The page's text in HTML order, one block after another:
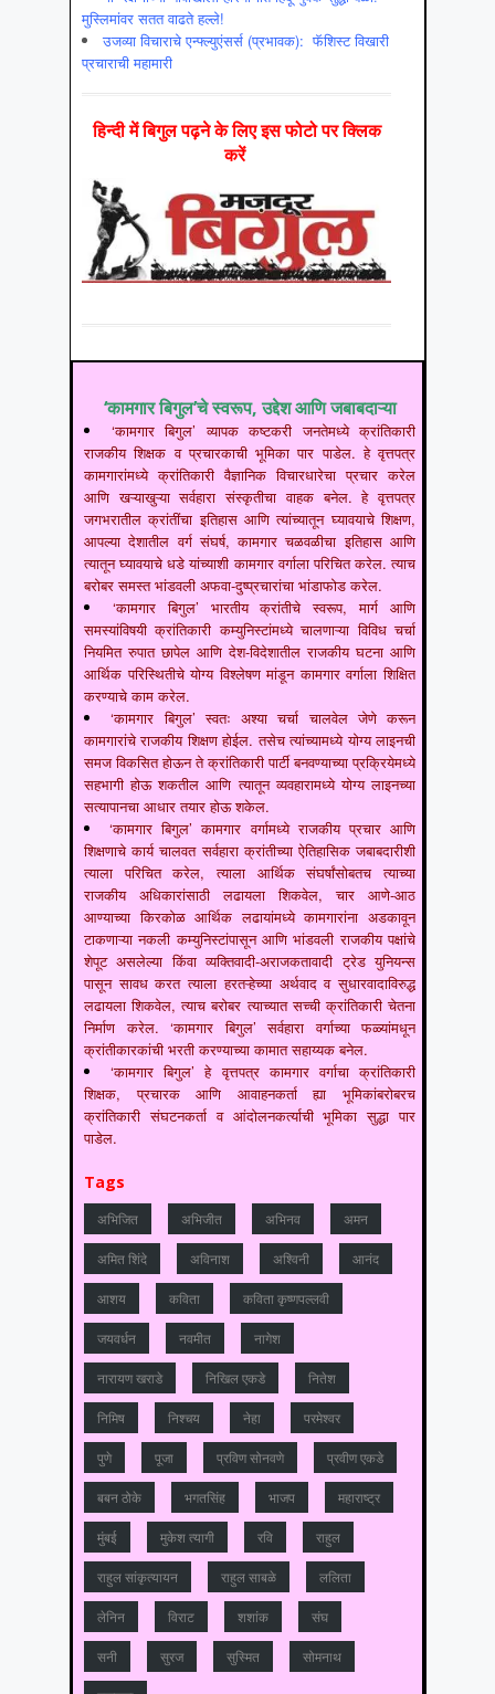
मुस्लिमांवर सतत वाढते हल्ले!
उजव्या विचाराचे एन्फ्ल्युएंसर्स (प्रभावक): फॅशिस्ट विखारी
प्रचाराची महामारी
हिन्‍दी में बिगुल पढ़ने के लिए इस फोटो पर क्लिक
करें
‘कामगार बिगुल’चे स्वरूप, उद्देश आणि जबाबदाऱ्या
‘कामगार बिगुल’ व्यापक कष्टकरी जनतेमध्ये क्रांतिकारी
राजकीय शिक्षक व प्रचारकाची भूमिका पार पाडेल. हे वृत्तपत्र
कामगारांमध्ये क्रांतिकारी वैज्ञानिक विचारधारेचा प्रचार करेल
आणि खऱ्याखुऱ्या सर्वहारा संस्कृतीचा वाहक बनेल. हे वृत्तपत्र
जगभरातील क्रांतींचा इतिहास आणि त्यांच्यातून घ्यावयाचे शिक्षण,
आपल्या देशातील वर्ग संघर्ष, कामगार चळवळीचा इतिहास आणि
त्यातून घ्यावयाचे धडे यांच्याशी कामगार वर्गाला परिचित करेल. त्याच
बरोबर समस्त भांडवली अफवा-दुष्प्रचारांचा भांडाफोड करेल.
‘कामगार बिगुल’ भारतीय क्रांतीचे स्वरूप, मार्ग आणि
समस्यांविषयी क्रांतिकारी कम्युनिस्टांमध्ये चालणाऱ्या विविध चर्चा
नियमित रुपात छापेल आणि देश-विदेशातील राजकीय घटना आणि
आर्थिक परिस्थितीचे योग्य विश्लेषण मांडून कामगार वर्गाला शिक्षित
करण्याचे काम करेल.
‘कामगार बिगुल’ स्वतः अश्या चर्चा चालवेल जेणे करून
कामगारांचे राजकीय शिक्षण होईल. तसेच त्यांच्यामध्ये योग्य लाइनची
समज विकसित होऊन ते क्रांतिकारी पार्टी बनवण्याच्या प्रक्रियेमध्ये
सहभागी होऊ शकतील आणि त्यातून व्यवहारामध्ये योग्य लाइनच्या
सत्यापानचा आधार तयार होऊ शकेल.
‘कामगार बिगुल’ कामगार वर्गामध्ये राजकीय प्रचार आणि
शिक्षणाचे कार्य चालवत सर्वहारा क्रांतीच्या ऐतिहासिक जबाबदारीशी
त्याला परिचित करेल, त्याला आर्थिक संघर्षांसोबतच त्याच्या
राजकीय अधिकारांसाठी लढायला शिकवेल, चार आणे-आठ
आण्याच्या किरकोळ आर्थिक लढायांमध्ये कामगारांना अडकावून
टाकणाऱ्या नकली कम्युनिस्टांपासून आणि भांडवली राजकीय पक्षांचे
शेपूट असलेल्या किंवा व्यक्तिवादी-अराजकतावादी ट्रेड युनियन्स
पासून सावध करत त्याला हरतऱ्हेच्या अर्थवाद व सुधारवादाविरुद्ध
लढायला शिकवेल, त्याच बरोबर त्याच्यात सच्ची क्रांतिकारी चेतना
निर्माण करेल. ‘कामगार बिगुल’ सर्वहारा वर्गाच्या फळ्यांमधून
क्रांतीकारकांची भरती करण्याच्या कामात सहाय्यक बनेल.
‘कामगार बिगुल’ हे वृत्तपत्र कामगार वर्गाचा क्रांतिकारी
शिक्षक, प्रचारक आणि आवाहनकर्ता ह्या भूमिकांबरोबरच
क्रांतिकारी संघटनकर्ता व आंदोलनकर्त्याची भूमिका सुद्धा पार
पाडेल.
Tags
अभिजित अभिजीत अभिनव अमन
अमित शिंदे अविनाश अश्विनी आनंद
आशय कविता कविता कृष्णपल्लवी
जयवर्धन नवमीत नागेश
नारायण खराडे निखिल एकडे नितेश
निमिष निश्चय नेहा परमेश्वर
पुणे पूजा प्रविण सोनवणे प्रवीण एकडे
बबन ठोके भगतसिंह भाजप महाराष्‍ट्र
मुंबई मुकेश त्‍यागी रवि राहुल
राहुल सांकृत्यायन राहुल साबळे ललिता
लेनिन विराट शशांक संघ
सनी सुरज सुस्मित सोमनाथ